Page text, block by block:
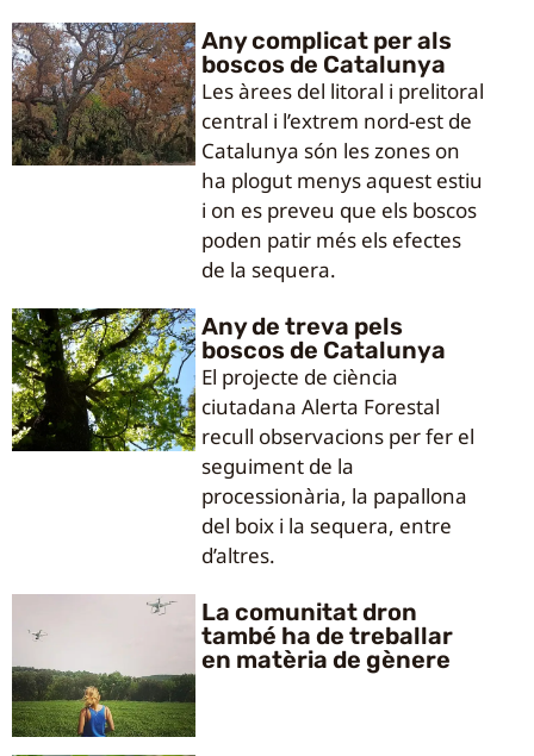
Any complicat per als
boscos de Catalunya
Les àrees del litoral i prelitoral
central i l’extrem nord-est de
Catalunya són les zones on
ha plogut menys aquest estiu
i on es preveu que els boscos
poden patir més els efectes
de la sequera.
Any de treva pels
boscos de Catalunya
El projecte de ciència
ciutadana Alerta Forestal
recull observacions per fer el
seguiment de la
processionària, la papallona
del boix i la sequera, entre
d’altres.
La comunitat dron
també ha de treballar
en matèria de gènere